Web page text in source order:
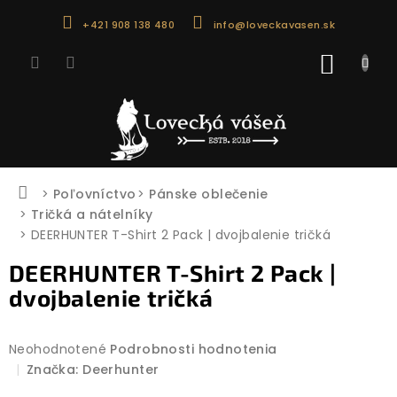
+421 908 138 480 info@loveckavasen.sk
Domov
Poľovníctvo
Pánske oblečenie
Tričká a nátelníky
DEERHUNTER T-Shirt 2 Pack | dvojbalenie tričká
DEERHUNTER T-Shirt 2 Pack |
dvojbalenie tričká
Priemerné
hodnotenie
Neohodnotené Podrobnosti hodnotenia
Značka: Deerhunter